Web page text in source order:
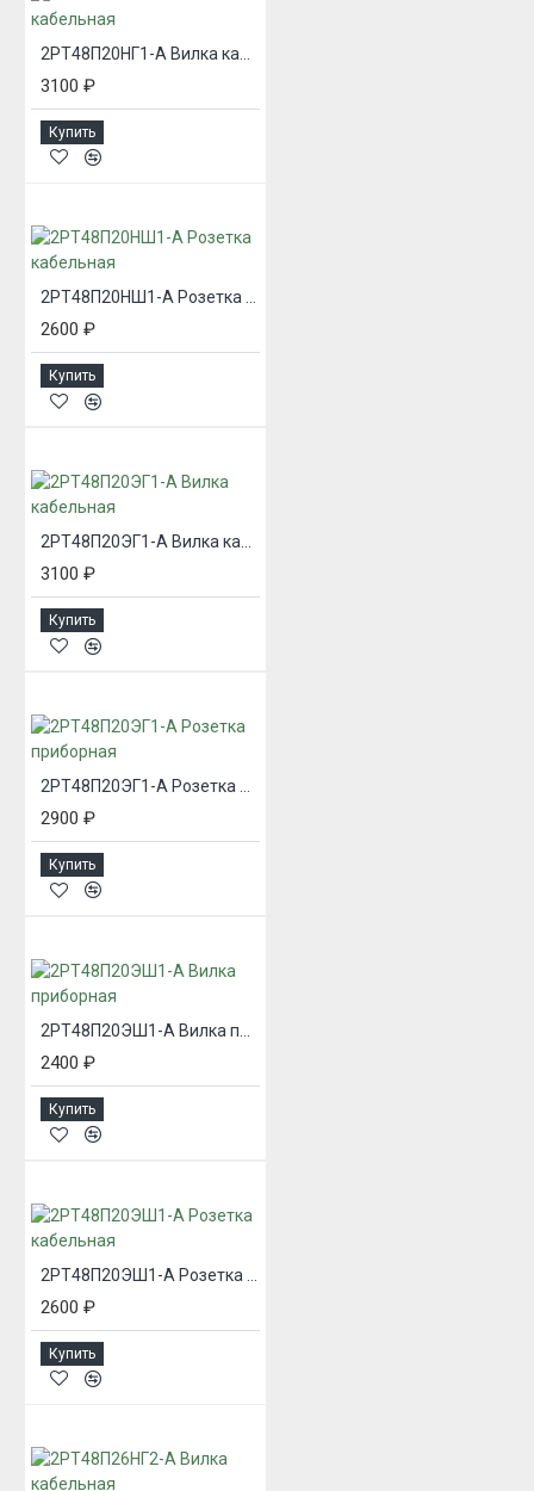
3100 ₽
Купить
2РТ48П20НШ1-А Розетка кабельная
2600 ₽
Купить
2РТ48П20ЭГ1-А Вилка кабельная
3100 ₽
Купить
2900 ₽
Купить
2400 ₽
Купить
2600 ₽
Купить